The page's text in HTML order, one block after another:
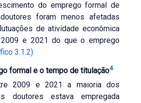
do emprego formal de
foram menos afetadas
de atividade econômica
e 2021 do que o emprego
3.1.2)
formal e o tempo de titulação4
2009 e 2021 a maioria dos
doutores estava empregada